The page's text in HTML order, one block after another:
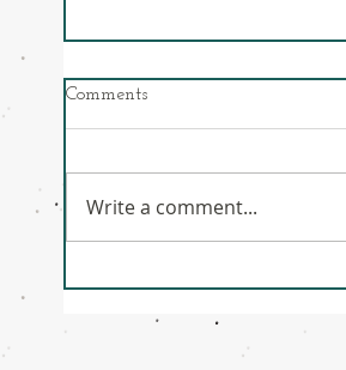
Comments
Write a comment...